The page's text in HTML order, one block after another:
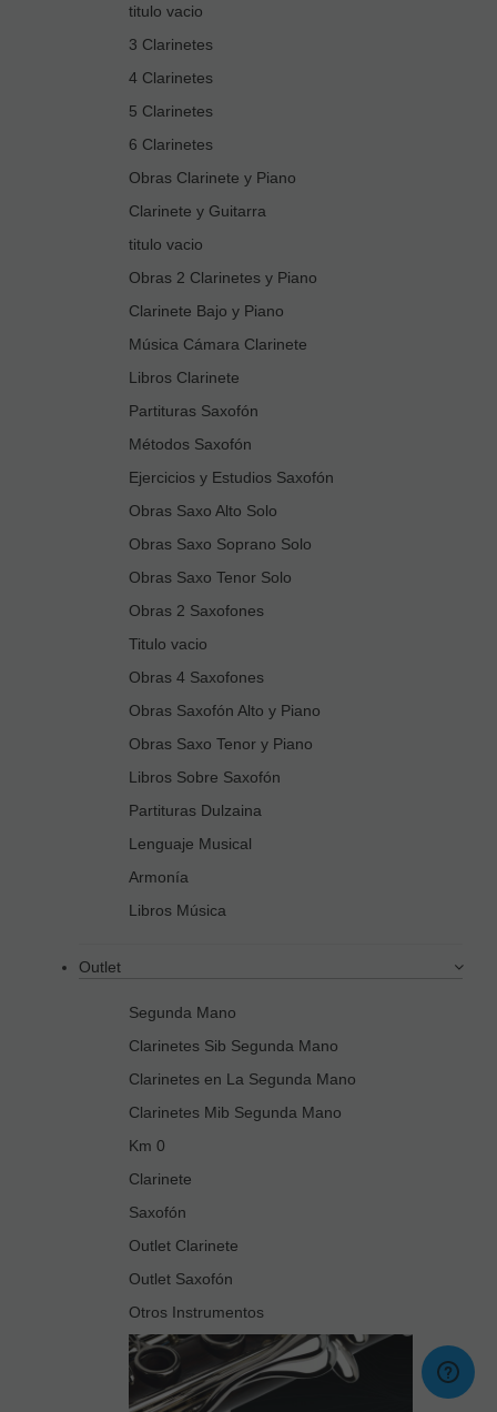
titulo vacio
3 Clarinetes
4 Clarinetes
5 Clarinetes
6 Clarinetes
Obras Clarinete y Piano
Clarinete y Guitarra
titulo vacio
Obras 2 Clarinetes y Piano
Clarinete Bajo y Piano
Música Cámara Clarinete
Libros Clarinete
Partituras Saxofón
Métodos Saxofón
Ejercicios y Estudios Saxofón
Obras Saxo Alto Solo
Obras Saxo Soprano Solo
Obras Saxo Tenor Solo
Obras 2 Saxofones
Titulo vacio
Obras 4 Saxofones
Obras Saxofón Alto y Piano
Obras Saxo Tenor y Piano
Libros Sobre Saxofón
Partituras Dulzaina
Lenguaje Musical
Armonía
Libros Música
Outlet
Segunda Mano
Clarinetes Sib Segunda Mano
Clarinetes en La Segunda Mano
Clarinetes Mib Segunda Mano
Km 0
Clarinete
Saxofón
Outlet Clarinete
Outlet Saxofón
Otros Instrumentos